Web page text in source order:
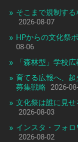
そこまで規制す
2026-08-07
HPからの文化祭
08-06
「森林型」学校
育てる広報へ、
募集戦略
2026-
文化祭は誰に見
2026-08-03
インスタ・フォロ
2026-08-02